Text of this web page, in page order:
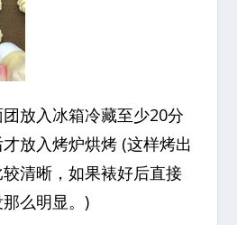
放入冰箱冷藏至少20分
放入烤炉烘烤 (这样烤出
清晰，如果裱好后直接
么明显。)